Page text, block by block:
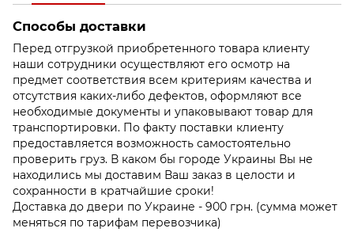
Способы доставки
Перед отгрузкой приобретенного товара клиенту
наши сотрудники осуществляют его осмотр на
предмет соответствия всем критериям качества и
отсутствия каких-либо дефектов, оформляют все
необходимые документы и упаковывают товар для
транспортировки. По факту поставки клиенту
предоставляется возможность самостоятельно
проверить груз. В каком бы городе Украины Вы не
находились мы доставим Ваш заказ в целости и
сохранности в кратчайшие сроки!
Доставка до двери по Украине - 900 грн. (сумма может
меняться по тарифам перевозчика)